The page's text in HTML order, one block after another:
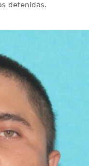
detenidas.